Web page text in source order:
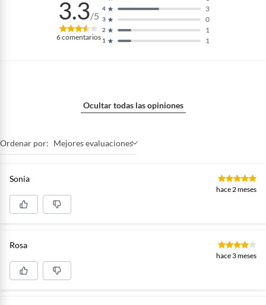
3.3/5
6comentarios 1 1
2 1
3 0
4 3
Ocultar todas las opiniones
Ordenar por: Mejores evaluaciones
Sonia
hace 2 meses
Rosa
hace 3 meses